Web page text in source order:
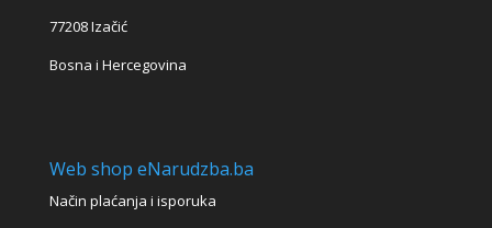
77208 Izačić
Bosna i Hercegovina
Web shop eNarudzba.ba
Način plaćanja i isporuka